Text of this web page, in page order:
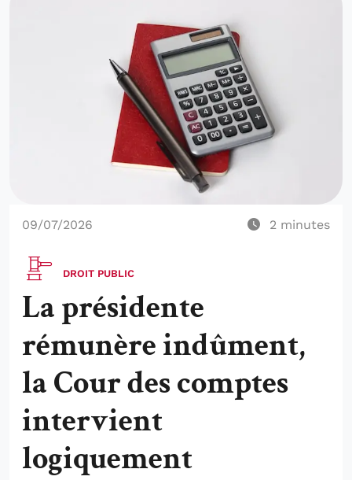
09/07/2026 2 minutes
DROIT PUBLIC
La présidente
rémunère indûment,
la Cour des comptes
intervient
logiquement